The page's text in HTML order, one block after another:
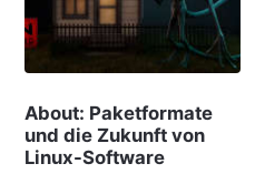
About: Paketformate
und die Zukunft von
Linux-Software